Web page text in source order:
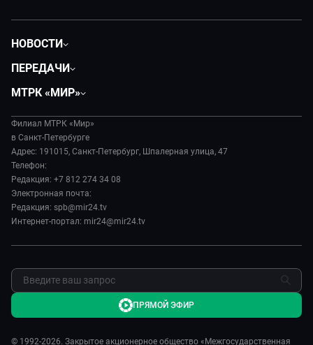
НОВОСТИ
Происшествия
Экономика
Культура
ПЕРЕДАЧИ
Игра в кино
Исторический детектив
Миллион за 5 минут
МИР. Мнение
Мировое соглашение
Пять причин поехать в...
МТРК «МИР»
История
Руководство
Новости компании
Пресса о нас
Карьера
Реклама
Обратная связь
Филиал МТРК «Мир»
в Санкт-Петербурге
Адрес: 191015, Санкт-Петербург, Шпалерная улица, 47
Телефон:
Редакция: +7 812 274 34 08
Электронная почта:
Редакция: spb@mir24.tv
Интернет-портал: mir24@mir24.tv
© 1992-2026. Закрытое акционерное общество «Межгосударственная
ПРЯМОЙ ЭФИР